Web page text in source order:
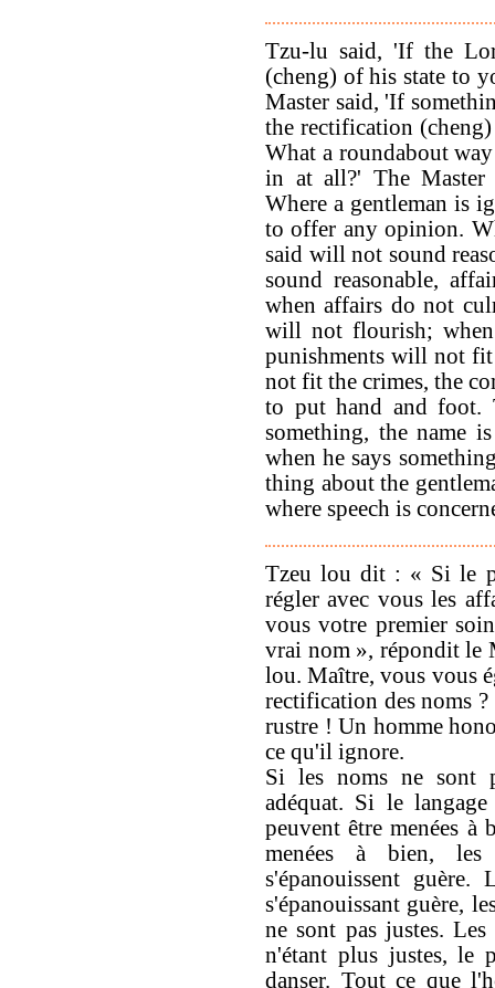
Tzu-lu said, 'If the
(cheng) of his state to
Master said, 'If
the rectification
What a roundabout
in at all?' The
Where a gentleman is
to offer any opinion.
said will not sound
sound reasonable,
when affairs do not
will not flourish;
punishments will not fit
not fit the crimes, the
to put hand and foot.
something, the name
when he says
thing about the
where speech is
Tzeu lou dit : « Si le
régler avec vous les
vous votre premier
vrai nom », répondit le
lou. Maître, vous vous
rectification des noms
rustre ! Un homme
ce qu'il ignore.
Si les noms ne sont
adéquat. Si le
peuvent être menées à
menées à bien, les
s'épanouissent guère.
s'épanouissant guère,
ne sont pas justes.
n'étant plus justes, le
danser. Tout ce que